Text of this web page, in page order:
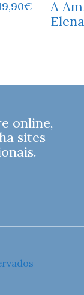
€
A
online,
sites